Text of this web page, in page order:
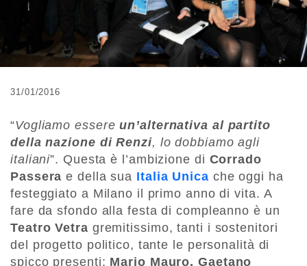
31/01/2016
“Vogliamo essereun’alternativa al partito
della nazione di Renzi, lo dobbiamo agli
italiani”. Questa è l’ambizione di Corrado
Passera e della sua Italia Unica che oggi ha
festeggiato a Milano il primo anno di vita. A
fare da sfondo alla festa di compleanno è un
Teatro Vetra gremitissimo, tanti i sostenitori
del progetto politico, tante le personalità di
spicco presenti: Mario Mauro, Gaetano